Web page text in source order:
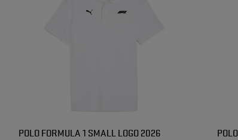
POLO FORMULA 1 SMALL LOGO 2026